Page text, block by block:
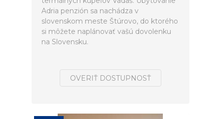
Adria penzión sa nachádza v
slovenskom meste Štúrovo, do ktorého
si môžete naplánovať vašú dovolenku
na Slovensku.
OVERIŤ DOSTUPNOSŤ